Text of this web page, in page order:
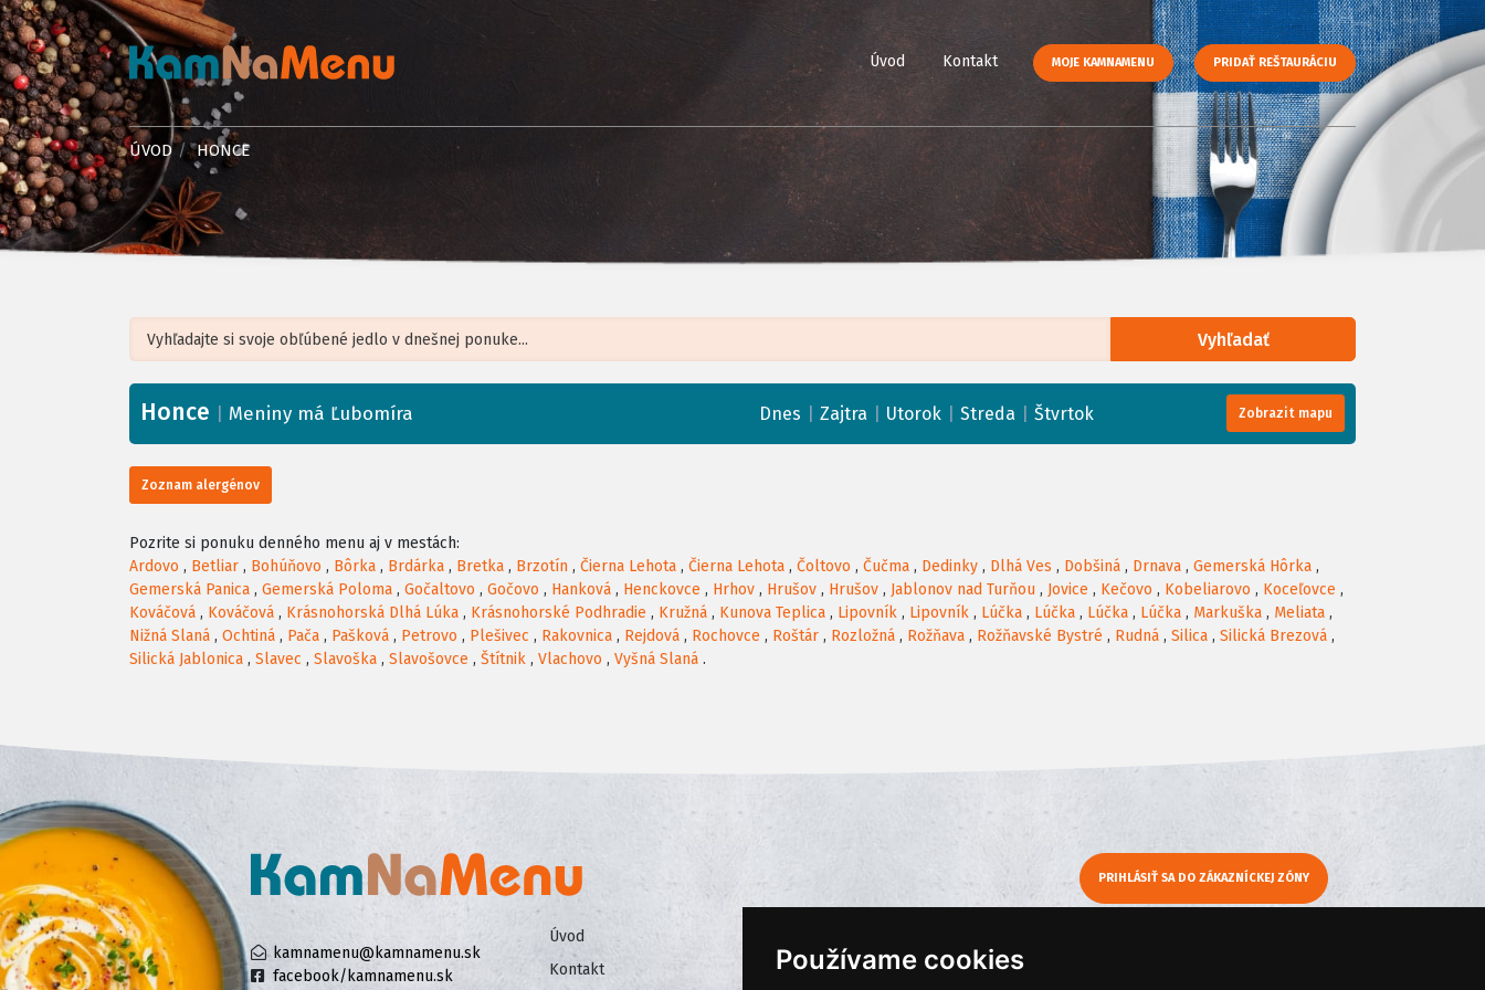
Používame cookies
Úvod Kontakt MOJE KAMNAMENU PRIDAŤ REŠTAURÁCIU
ÚVOD HONCE
Vyhľadať
+
−
Honce Meniny má Ľubomíra Dnes Zajtra Utorok Streda Štvrtok Zobrazit mapu
Zoznam alergénov
Pozrite si ponuku denného menu aj v mestách:
Ardovo , Betliar , Bohúňovo , Bôrka , Brdárka , Bretka , Brzotín , Čierna Lehota , Čierna Lehota , Čoltovo , Čučma , Dedinky , Dlhá Ves , Dobšiná , Drnava , Gemerská Hôrka ,
Gemerská Panica , Gemerská Poloma , Gočaltovo , Gočovo , Hanková , Henckovce , Hrhov , Hrušov , Hrušov , Jablonov nad Turňou , Jovice , Kečovo , Kobeliarovo , Koceľovce ,
Kováčová , Kováčová , Krásnohorská Dlhá Lúka , Krásnohorské Podhradie , Kružná , Kunova Teplica , Lipovník , Lipovník , Lúčka , Lúčka , Lúčka , Lúčka , Markuška , Meliata ,
Nižná Slaná , Ochtiná , Pača , Pašková , Petrovo , Plešivec , Rakovnica , Rejdová , Rochovce , Roštár , Rozložná , Rožňava , Rožňavské Bystré , Rudná , Silica , Silická Brezová ,
Silická Jablonica , Slavec , Slavoška , Slavošovce , Štítnik , Vlachovo , Vyšná Slaná .
kamnamenu@kamnamenu.sk
facebook/kamnamenu.sk
PRIHLÁSIŤ SA DO ZÁKAZNÍCKEJ ZÓNY
Úvod
Kontakt
Ochrana osobných údajov